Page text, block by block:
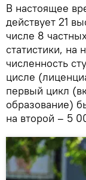
В настоящее
действует 21
числе 8
статистики, на
численность
цисле
первый цикл
образование)
на второй – 5